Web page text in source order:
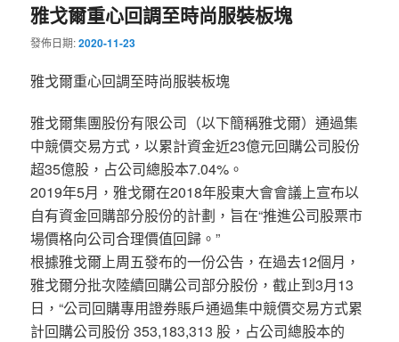
雅戈爾重心回調至時尚服裝板塊
發佈日期:2020-11-23
雅戈爾重心回調至時尚服裝板塊
雅戈爾集團股份有限公司（以下簡稱雅戈爾）通過集
中競價交易方式，以累計資金近23億元回購公司股份
超35億股，占公司總股本7.04%。
2019年5月，雅戈爾在2018年股東大會會議上宣布以
自有資金回購部分股份的計劃，旨在“推進公司股票市
場價格向公司合理價值回歸。”
根據雅戈爾上周五發布的一份公告，在過去12個月，
雅戈爾分批次陸續回購公司部分股份，截止到3月13
日，“公司回購專用證券賬戶通過集中競價交易方式累
計回購公司股份 353,183,313 股，占公司總股本的